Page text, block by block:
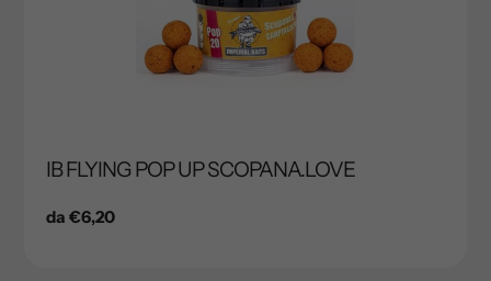
IB FLYING POP UP SCOPANA.LOVE
Prezzo
da €6,20